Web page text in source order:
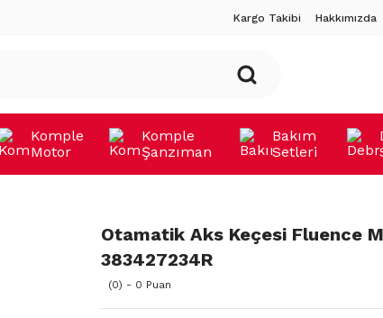
Kargo Takibi Hakkımızda
Komple
Motor
Komple
Şanzıman
Bakım
Setleri
Otamatik Aks Keçesi Fluence
383427234R
(0) - 0 Puan